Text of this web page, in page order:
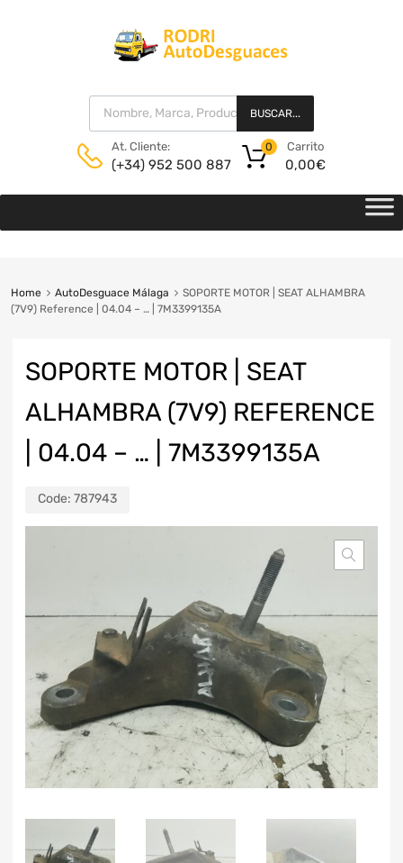
BUSCAR...
At. Cliente:
(+34) 952 500 887
Carrito
0,00€
0
Home AutoDesguace Málaga
SOPORTE MOTOR | SEAT ALHAMBRA
(7V9) Reference | 04.04 – … | 7M3399135A
SOPORTE MOTOR | SEAT
ALHAMBRA (7V9) REFERENCE
| 04.04 – … | 7M3399135A
Code: 787943